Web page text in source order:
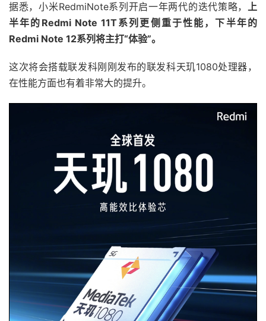
据悉，小米RedmiNote系列开启一年两代的迭代策略， 上
半年的Redmi Note 11T系列更侧重于性能，下半年的
Redmi Note 12系列将主打“体验”。
这次将会搭载联发科刚刚发布的联发科天玑1080处理器，
在性能方面也有着非常大的提升。